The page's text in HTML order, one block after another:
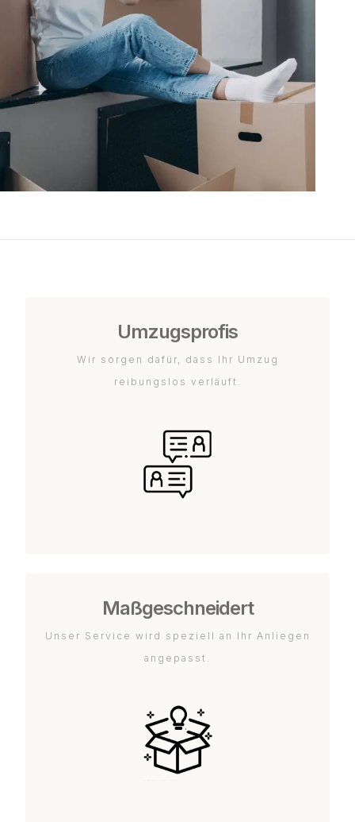
Umzugsprofis
Wir sorgen dafür, dass Ihr Umzug
reibungslos verläuft.
Maßgeschneidert
Unser Service wird speziell an Ihr Anliegen
angepasst.